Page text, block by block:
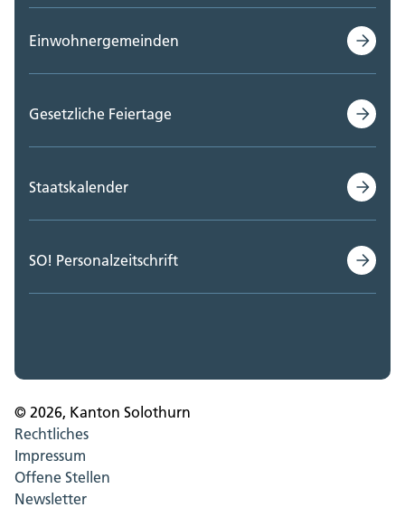
Einwohnergemeinden
Gesetzliche Feiertage
Staatskalender
SO! Personalzeitschrift
© 2026, Kanton Solothurn
Rechtliches
Impressum
Offene Stellen
Newsletter